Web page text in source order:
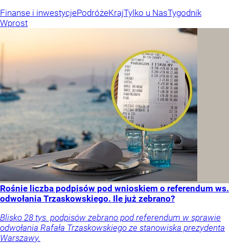
Finanse i inwestycjePodróżeKrajTylko u NasTygodnik
Wprost
Rośnie liczba podpisów pod wnioskiem o referendum ws.
odwołania Trzaskowskiego. Ile już zebrano?
Blisko 28 tys. podpisów zebrano pod referendum w sprawie
odwołania Rafała Trzaskowskiego ze stanowiska prezydenta
Warszawy.